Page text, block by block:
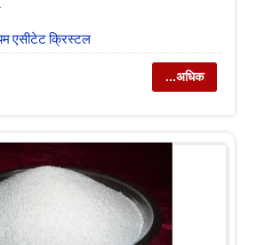
एसीटेट क्रिस्टल
...अधिक